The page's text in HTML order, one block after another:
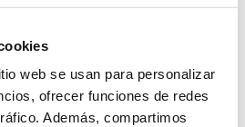
web se usan para personalizar
ofrecer funciones de redes
Además, compartimos
pasado un tiempo.
la infección inicial o